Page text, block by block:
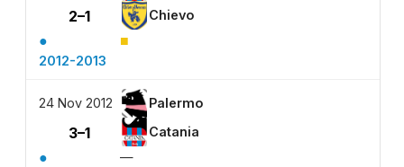
2–1 Chievo
● ■
2012-2013
24 Nov 2012 Palermo
3–1 Catania
●
—